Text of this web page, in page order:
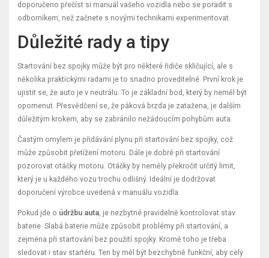
doporučeno přečíst si manuál vašeho vozidla nebo se poradit s
odborníkem, než začnete s novými technikami experimentovat.
Důležité rady a tipy
Startování bez spojky může být pro některé řidiče skličující, ale s
několika praktickými radami je to snadno proveditelné. První krok je
ujistit se, že auto je v neutrálu. To je základní bod, který by neměl být
opomenut. Přesvědčení se, že páková brzda je zatažena, je dalším
důležitým krokem, aby se zabránilo nežádoucím pohybům auta.
Častým omylem je přidávání plynu při startování bez spojky, což
může způsobit přetížení motoru. Dále je dobré při startování
pozorovat otáčky motoru. Otáčky by neměly překročit určitý limit,
který je u každého vozu trochu odlišný. Ideální je dodržovat
doporučení výrobce uvedená v manuálu vozidla.
Pokud jde o údržbu auta, je nezbytné pravidelně kontrolovat stav
baterie. Slabá baterie může způsobit problémy při startování, a
zejména při startování bez použití spojky. Kromě toho je třeba
sledovat i stav startéru. Ten by měl být bezchybně funkční, aby celý